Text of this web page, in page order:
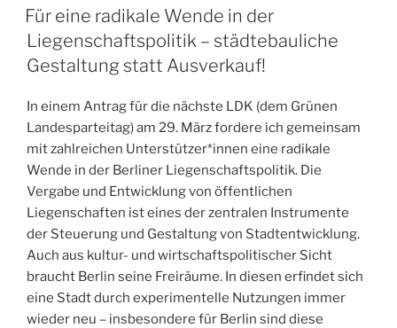
AM
Für eine radikale Wende in der
Liegenschaftspolitik – städtebauliche
Gestaltung statt Ausverkauf!
In einem Antrag für die nächste LDK (dem Grünen
Landesparteitag) am 29. März fordere ich gemeinsam
mit zahlreichen Unterstützer*innen eine radikale
Wende in der Berliner Liegenschaftspolitik. Die
Vergabe und Entwicklung von öffentlichen
Liegenschaften ist eines der zentralen Instrumente
der Steuerung und Gestaltung von Stadtentwicklung.
Auch aus kultur- und wirtschaftspolitischer Sicht
braucht Berlin seine Freiräume. In diesen erfindet sich
eine Stadt durch experimentelle Nutzungen immer
wieder neu – insbesondere für Berlin sind diese